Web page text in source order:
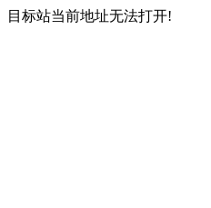
目标站当前地址无法打开!